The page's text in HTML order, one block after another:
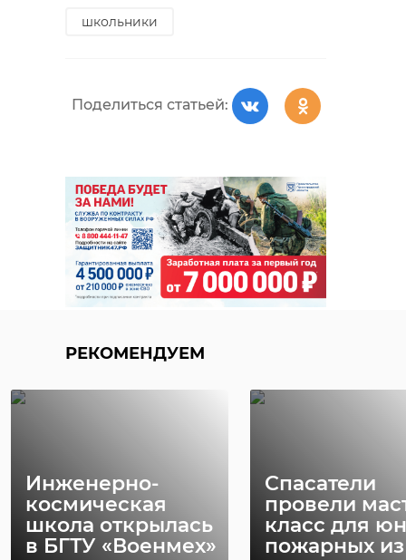
школьники
Поделиться статьей:
РЕКОМЕНДУЕМ
Инженерно-
космическая
школа открылась
в БГТУ «Военмех»
Спасатели
провели
класс для
пожарных из